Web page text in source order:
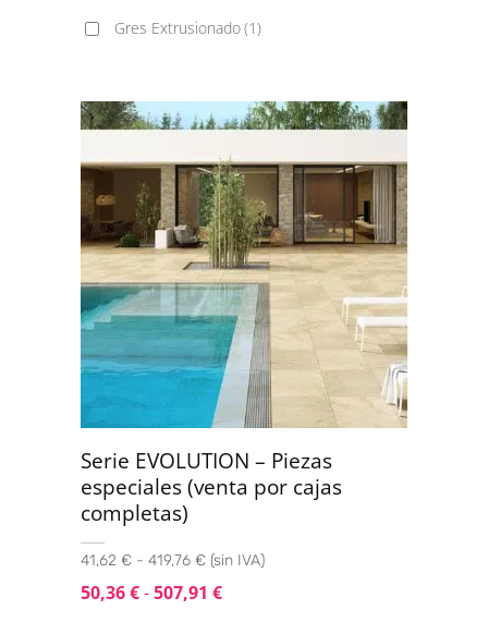
Gres Extrusionado(1)
Serie EVOLUTION – Piezas
especiales (venta por cajas
completas)
41,62 € - 419,76 € (sin IVA)
50,36€-507,91 €